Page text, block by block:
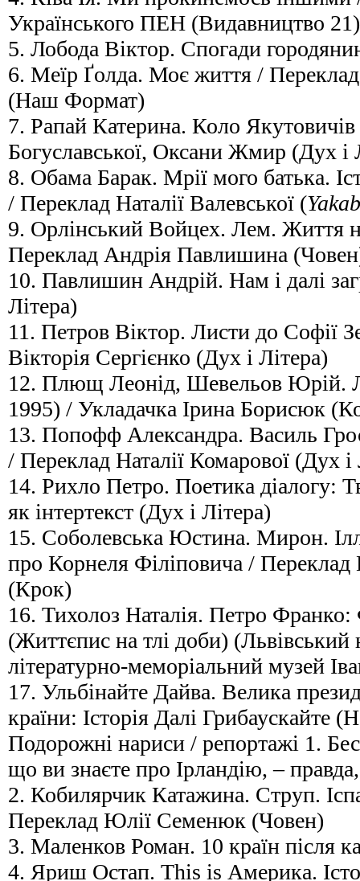
Українського ПЕН (Видавництво 21)
5. Лобода Віктор. Спогади
6. Меїр Ґолда. Моє життя /
(Наш Формат)
7. Рапай Катерина. Коло Якутовичів
Богуславської, Оксани Жмир (Дух і
8. Обама Барак. Мрії мого батька.
/ Переклад Наталії Валевської (
9. Орлінський Войцех. Лем. Життя
Переклад Андрія Павлишина
10. Павлишин Андрій. Нам і далі
Літера)
11. Петров Віктор. Листи до Софії
Вікторія Сергієнко (Дух і Літера)
12. Плющ Леонід, Шевельов Юрій.
1995) / Укладачка Ірина Борисюк
13. Попофф Александра. Василь
/ Переклад Наталії Комарової (Дух і
14. Рихло Петро. Поетика діалогу:
як інтертекст (Дух і Літера)
15. Соболевська Юстина. Мирон.
про Корнеля Філіповича /
(Крок)
16. Тихолоз Наталія. Петро
(Життєпис на тлі доби) (Львівський
літературно-меморіальний музей
17. Ульбінайте Дайва. Велика
країни: Історія Далі Грибаускайте
Подорожні нариси / репортажі 1.
що ви знаєте про Ірландію, –
2. Кобилярчик Катажина. Струп.
Переклад Юлії Семенюк (Човен)
3. Маленков Роман. 10 країн після
4. Яриш Остап. This is Америка.